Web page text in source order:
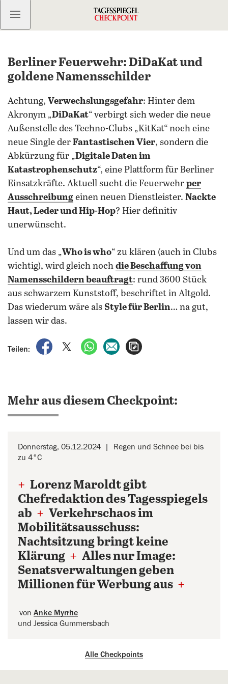
Kostenlos anmelden
Berliner Feuerwehr: DiDaKat und
goldene Namensschilder
Achtung, Verwechslungsgefahr: Hinter dem
Akronym „DiDaKat“ verbirgt sich weder die neue
Außenstelle des Techno-Clubs „KitKat“ noch eine
neue Single der Fantastischen Vier, sondern die
Abkürzung für „Digitale Daten im
Katastrophenschutz“, eine Plattform für Berliner
Einsatzkräfte. Aktuell sucht die Feuerwehr per
Ausschreibung einen neuen Dienstleister. Nackte
Haut, Leder und Hip-Hop? Hier definitiv
unerwünscht.
Und um das „Who is who“ zu klären (auch in Clubs
wichtig), wird gleich noch die Beschaffung von
Namensschildern beauftragt: rund 3600 Stück
aus schwarzem Kunststoff, beschriftet in Altgold.
Das wiederum wäre als Style für Berlin… na gut,
lassen wir das.
Teilen:
auf Facebook teilen
auf X teilenper WhatsApp teilen
per E-Mail teilen
Mehr aus diesem Checkpoint:
Donnerstag, 05.12.2024
Regen und Schnee bei bis
zu 4°C
+ Lorenz Maroldt gibt
Chefredaktion des Tagesspiegels
ab + Verkehrschaos im
Mobilitätsausschuss:
Nachtsitzung bringt keine
Klärung + Alles nur Image:
Senatsverwaltungen geben
Millionen für Werbung aus +
von Anke Myrrhe
und Jessica Gummersbach
Alle Checkpoints